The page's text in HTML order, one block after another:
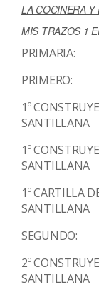
LA COCINERA Y
MIS TRAZOS 1
PRIMARIA:
PRIMERO:
1º
SANTILLANA
1º
SANTILLANA
1º CARTILLA
SANTILLANA
SEGUNDO:
2º
SANTILLANA